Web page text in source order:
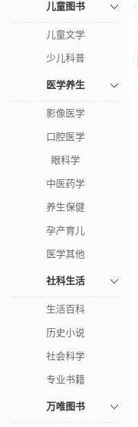
儿童图书
儿童文学
少儿科普
医学养生
影像医学
口腔医学
眼科学
中医药学
养生保健
孕产育儿
医学其他
社科生活
生活百科
历史小说
社会科学
专业书籍
万唯图书